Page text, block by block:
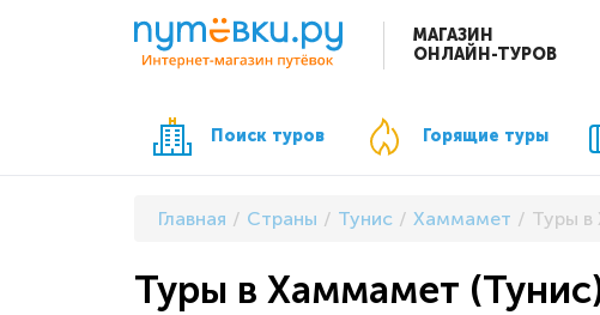
МАГАЗИН
ОНЛАЙН-ТУРОВ
Поиск туров Горящие туры
Главная Страны Тунис Хаммамет Туры в
Туры в Хаммамет